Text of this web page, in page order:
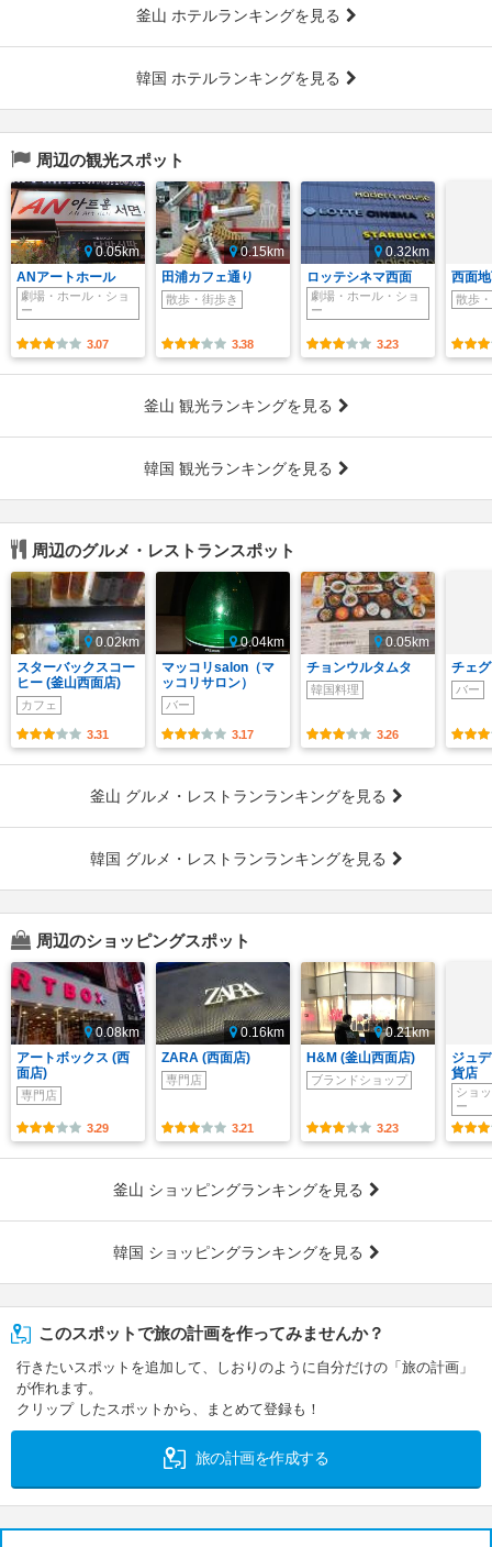
釜山 ホテルランキングを見る
韓国 ホテルランキングを見る
周辺の観光スポット
0.05km
ANアートホール
劇場・ホール・ショ
ー
3.07
0.15km
田浦カフェ通り
散歩・街歩き
3.38
0.32km
ロッテシネマ西面
劇場・ホール・ショ
ー
3.23
西面
散歩
釜山 観光ランキングを見る
韓国 観光ランキングを見る
周辺のグルメ・レストランスポット
0.02km
スターバックスコー
ヒー (釜山西面店)
カフェ
3.31
0.04km
マッコリsalon（マ
ッコリサロン）
バー
3.17
0.05km
チョンウルタムタ
韓国料理
3.26
チェ
バー
釜山 グルメ・レストランランキングを見る
韓国 グルメ・レストランランキングを見る
周辺のショッピングスポット
0.08km
アートボックス (西
面店)
専門店
3.29
0.16km
ZARA (西面店)
専門店
3.21
0.21km
H&M (釜山西面店)
ブランドショップ
3.23
ジュ
貨店
ショ
ー
釜山 ショッピングランキングを見る
韓国 ショッピングランキングを見る
このスポットで旅の計画を作ってみませんか？
行きたいスポットを追加して、しおりのように自分だけの「旅の計画」
が作れます。
クリップ したスポットから、まとめて登録も！
旅の計画を作成する